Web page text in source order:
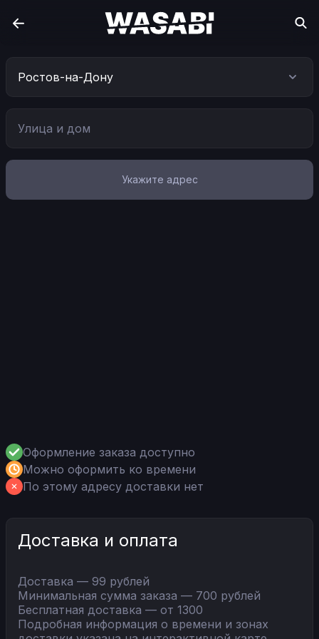
Ростов-на-Дону
Укажите адрес
Оформление заказа доступно
Можно оформить ко времени
По этому адресу доставки нет
Доставка и оплата
Доставка — 99 рублей
Минимальная сумма заказа — 700 рублей
Бесплатная доставка — от 1300
Подробная информация о времени и зонах